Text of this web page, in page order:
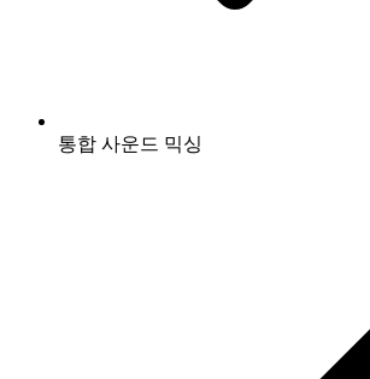
통합 사운드 믹싱